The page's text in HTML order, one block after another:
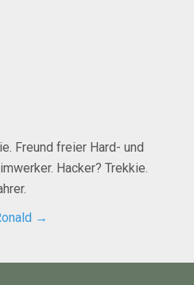
Freund freier Hard- und
Hacker? Trekkie.
→